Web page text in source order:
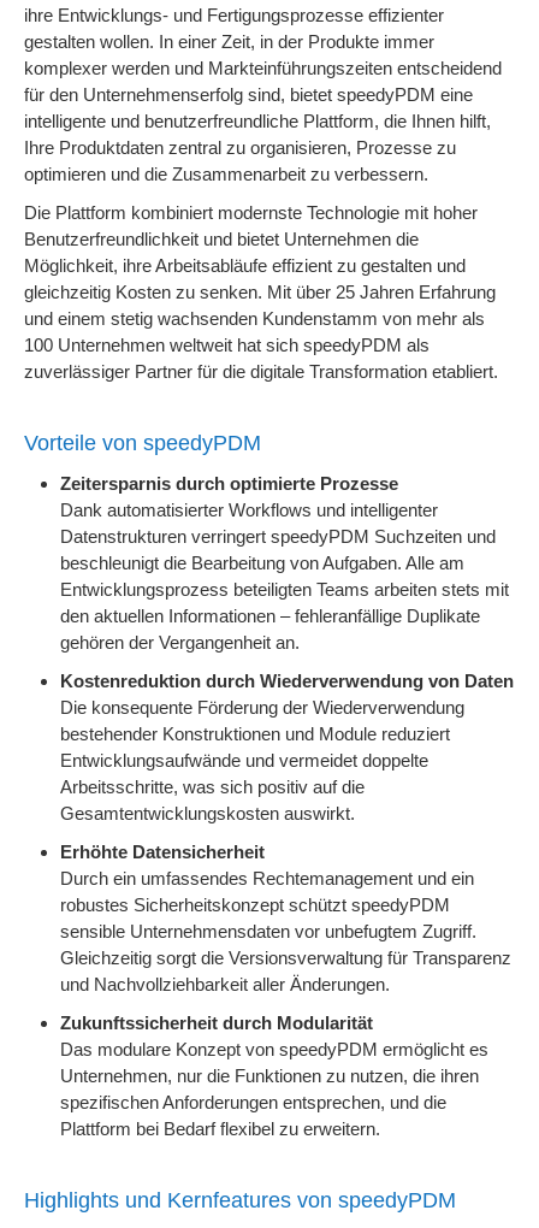
ihre Entwicklungs- und Fertigungsprozesse effizienter
gestalten wollen. In einer Zeit, in der Produkte immer
komplexer werden und Markteinführungszeiten entscheidend
für den Unternehmenserfolg sind, bietet speedyPDM eine
intelligente und benutzerfreundliche Plattform, die Ihnen hilft,
Ihre Produktdaten zentral zu organisieren, Prozesse zu
optimieren und die Zusammenarbeit zu verbessern.
Die Plattform kombiniert modernste Technologie mit hoher
Benutzerfreundlichkeit und bietet Unternehmen die
Möglichkeit, ihre Arbeitsabläufe effizient zu gestalten und
gleichzeitig Kosten zu senken. Mit über 25 Jahren Erfahrung
und einem stetig wachsenden Kundenstamm von mehr als
100 Unternehmen weltweit hat sich speedyPDM als
zuverlässiger Partner für die digitale Transformation etabliert.
Vorteile von speedyPDM
Zeitersparnis durch optimierte Prozesse
Dank automatisierter Workflows und intelligenter
Datenstrukturen verringert speedyPDM Suchzeiten und
beschleunigt die Bearbeitung von Aufgaben. Alle am
Entwicklungsprozess beteiligten Teams arbeiten stets mit
den aktuellen Informationen – fehleranfällige Duplikate
gehören der Vergangenheit an.
Kostenreduktion durch Wiederverwendung von Daten
Die konsequente Förderung der Wiederverwendung
bestehender Konstruktionen und Module reduziert
Entwicklungsaufwände und vermeidet doppelte
Arbeitsschritte, was sich positiv auf die
Gesamtentwicklungskosten auswirkt.
Erhöhte Datensicherheit
Durch ein umfassendes Rechtemanagement und ein
robustes Sicherheitskonzept schützt speedyPDM
sensible Unternehmensdaten vor unbefugtem Zugriff.
Gleichzeitig sorgt die Versionsverwaltung für Transparenz
und Nachvollziehbarkeit aller Änderungen.
Zukunftssicherheit durch Modularität
Das modulare Konzept von speedyPDM ermöglicht es
Unternehmen, nur die Funktionen zu nutzen, die ihren
spezifischen Anforderungen entsprechen, und die
Plattform bei Bedarf flexibel zu erweitern.
Highlights und Kernfeatures von speedyPDM